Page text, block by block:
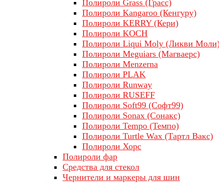
Полироли Grass (Грасс)
Полироли Kangaroo (Кенгуру)
Полироли KERRY (Кери)
Полироли KOCH
Полироли Liqui Moly (Ликви
Полироли Meguiars (Магваерс)
Полироли Menzerna
Полироли PLAK
Полироли Runway
Полироли RUSEFF
Полироли Soft99 (Софт99)
Полироли Sonax (Сонакс)
Полироли Tempo (Темпо)
Полироли Turtle Wax (Тартл Вакс)
Полироли Хорс
Полироли фар
Средства для стекол
Чернители и маркеры для шин